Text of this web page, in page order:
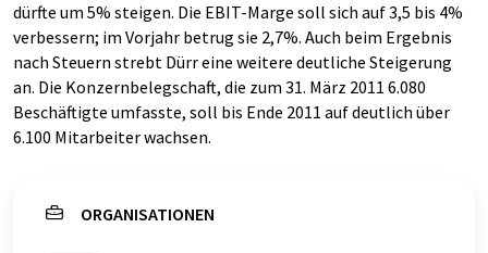
dürfte um 5% steigen. Die EBIT-Marge soll sich auf 3,5 bis 4%
verbessern; im Vorjahr betrug sie 2,7%. Auch beim Ergebnis
nach Steuern strebt Dürr eine weitere deutliche Steigerung
an. Die Konzernbelegschaft, die zum 31. März 2011 6.080
Beschäftigte umfasste, soll bis Ende 2011 auf deutlich über
6.100 Mitarbeiter wachsen.
ORGANISATIONEN